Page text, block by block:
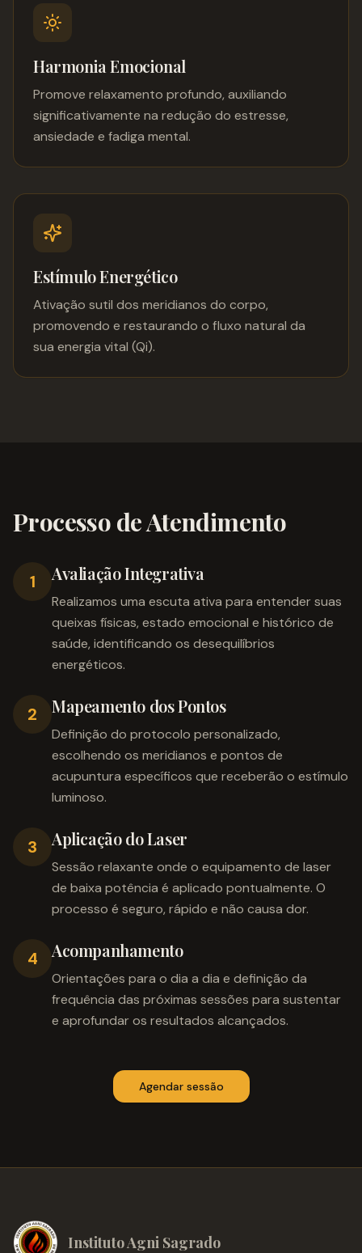
Harmonia Emocional
Promove relaxamento profundo, auxiliando
significativamente na redução do estresse,
ansiedade e fadiga mental.
Estímulo Energético
Ativação sutil dos meridianos do corpo,
promovendo e restaurando o fluxo natural da
sua energia vital (Qi).
Processo de Atendimento
1 Avaliação Integrativa
Realizamos uma escuta ativa para entender suas
queixas físicas, estado emocional e histórico de
saúde, identificando os desequilíbrios
energéticos.
2 Mapeamento dos Pontos
Definição do protocolo personalizado,
escolhendo os meridianos e pontos de
acupuntura específicos que receberão o estímulo
luminoso.
3 Aplicação do Laser
Sessão relaxante onde o equipamento de laser
de baixa potência é aplicado pontualmente. O
processo é seguro, rápido e não causa dor.
4 Acompanhamento
Orientações para o dia a dia e definição da
frequência das próximas sessões para sustentar
e aprofundar os resultados alcançados.
Agendar sessão
Instituto Agni Sagrado